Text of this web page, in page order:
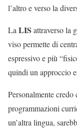
l’altro e verso la
LaLIS attraverso la
viso permette di
espressivo e più
quindi un approccio
Personalmente
programmazioni
un’altra lingua,